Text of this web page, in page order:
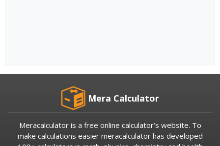
Mera Calculator
Meracalculator is a free online calculator’s website. To
make calculations easier meracalculator has developed